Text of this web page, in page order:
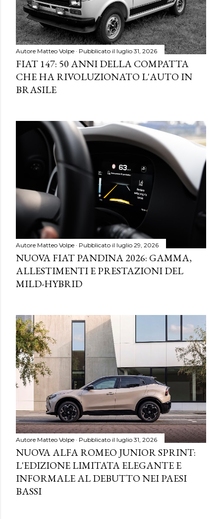
Autore Matteo Volpe Pubblicato il luglio 31, 2026
FIAT 147: 50 ANNI DELLA COMPATTA
CHE HA RIVOLUZIONATO L'AUTO IN
BRASILE
Autore Matteo Volpe Pubblicato il luglio 29, 2026
NUOVA FIAT PANDINA 2026: GAMMA,
ALLESTIMENTI E PRESTAZIONI DEL
MILD-HYBRID
Autore Matteo Volpe Pubblicato il luglio 31, 2026
NUOVA ALFA ROMEO JUNIOR SPRINT:
L'EDIZIONE LIMITATA ELEGANTE E
INFORMALE AL DEBUTTO NEI PAESI
BASSI